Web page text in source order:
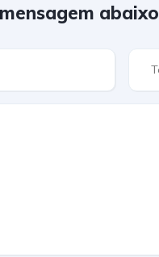
abaixo